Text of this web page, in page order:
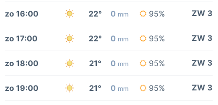
zo 16:00 22° 0 mm 95% ZW 3
zo 17:00 22° 0 mm 95% ZW 3
zo 18:00 21° 0 mm 95% ZW 3
zo 19:00 21° 0 mm 95% ZW 3